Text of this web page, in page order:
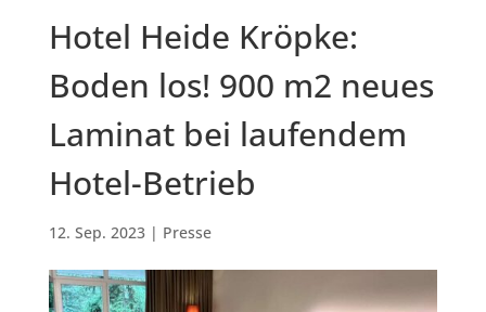
Hotel Heide Kröpke:
Boden los! 900 m2 neues
Laminat bei laufendem
Hotel-Betrieb
12. Sep. 2023| Presse